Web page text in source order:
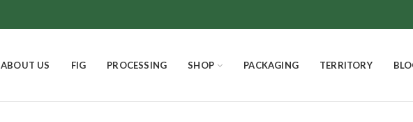
ABOUT US FIG PROCESSING SHOP PACKAGING TERRITORY